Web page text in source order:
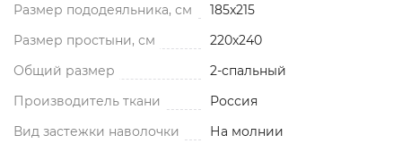
Размер пододеяльника, см
185x215
Размер простыни, см
220x240
Общий размер
2-спальный
Производитель ткани
Россия
Вид застежки наволочки
На молнии